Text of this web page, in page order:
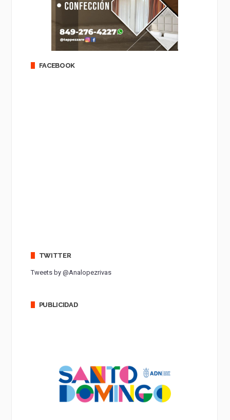
FACEBOOK
TWITTER
Tweets by @Analopezrivas
PUBLICIDAD